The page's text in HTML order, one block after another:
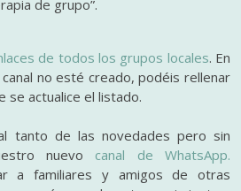
de grupo”.
de todos los grupos locales. En
no esté creado, podéis rellenar
se actualice el listado.
tanto de las novedades pero sin
nuevo canal de WhatsApp.
a familiares y amigos de otras